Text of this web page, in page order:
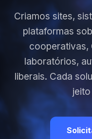
Criamos sites,
plataformas
cooperativas,
laboratórios,
liberais. Cada